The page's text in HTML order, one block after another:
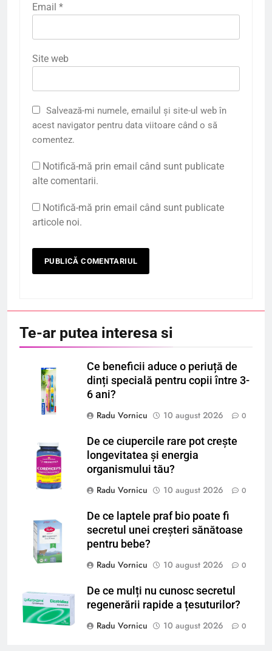
Email *
Site web
Salvează-mi numele, emailul și site-ul web în
acest navigator pentru data viitoare când o să
comentez.
Notifică-mă prin email când sunt publicate
alte comentarii.
Notifică-mă prin email când sunt publicate
articole noi.
Te-ar putea interesa si
Ce beneficii aduce o periuță de
dinți specială pentru copii între 3-
6 ani?
Radu Vornicu
10 august 2026 0
De ce ciupercile rare pot crește
longevitatea și energia
organismului tău?
Radu Vornicu
10 august 2026 0
De ce laptele praf bio poate fi
secretul unei creșteri sănătoase
pentru bebe?
Radu Vornicu
10 august 2026 0
De ce mulți nu cunosc secretul
regenerării rapide a țesuturilor?
Radu Vornicu
10 august 2026 0